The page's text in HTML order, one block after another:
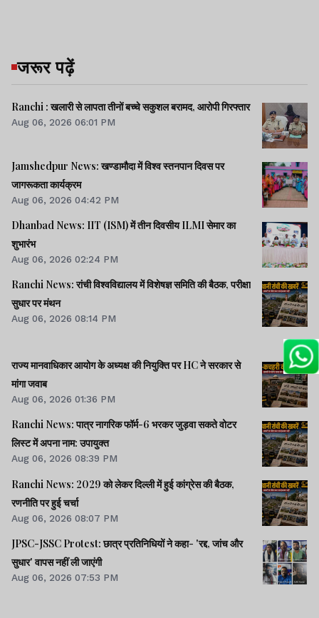
जरूर पढ़ें
Ranchi : खलारी से लापता तीनों बच्चे सकुशल बरामद, आरोपी गिरफ्तार
Aug 06, 2026 06:01 PM
Jamshedpur News: खण्डामौदा में विश्व स्तनपान दिवस पर
जागरूकता कार्यक्रम
Aug 06, 2026 04:42 PM
Dhanbad News: IIT (ISM) में तीन दिवसीय ILMI सेमार का
शुभारंभ
Aug 06, 2026 02:24 PM
Ranchi News: रांची विश्वविद्यालय में विशेषज्ञ समिति की बैठक, परीक्षा
सुधार पर मंथन
Aug 06, 2026 08:14 PM
राज्य मानवाधिकार आयोग के अध्यक्ष की नियुक्ति पर HC ने सरकार से
मांगा जवाब
Aug 06, 2026 01:36 PM
Ranchi News: पात्र नागरिक फॉर्म-6 भरकर जुड़वा सकते वोटर
लिस्ट में अपना नाम: उपायुक्त
Aug 06, 2026 08:39 PM
Ranchi News: 2029 को लेकर दिल्ली में हुई कांग्रेस की बैठक,
रणनीति पर हुई चर्चा
Aug 06, 2026 08:07 PM
JPSC-JSSC Protest: छात्र प्रतिनिधियों ने कहा- 'रद्द, जांच और
सुधार' वापस नहीं ली जाएंगी
Aug 06, 2026 07:53 PM